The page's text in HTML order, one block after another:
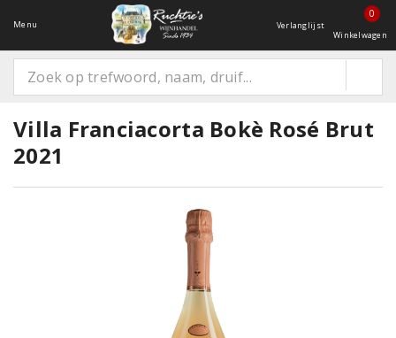
Menu Verlanglijst
0
Winkelwagen
Villa Franciacorta Bokè Rosé Brut
2021